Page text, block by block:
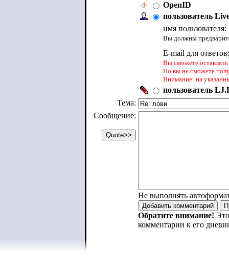
OpenID
пользователь
имя пользователя:
Вы должны
E-mail для
Вы сможете
Но вы не сможете
Внимание: на
пользователь
Тема:
Сообщение:
Не выполнять
Обратите внимание!
комментарии к его